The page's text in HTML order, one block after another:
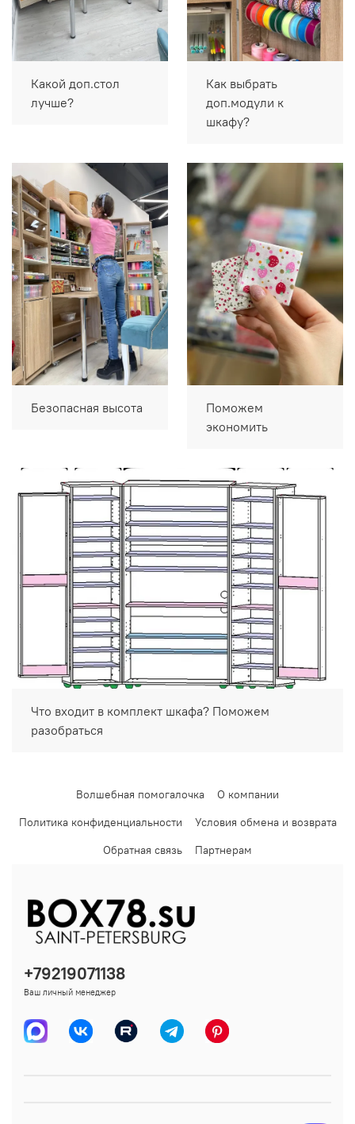
Какой доп.стол
лучше?
Как выбрать
доп.модули к
шкафу?
Безопасная высота
Поможем
экономить
Что входит в комплект шкафа? Поможем
разобраться
Волшебная помогалочка
О компании
Политика конфиденциальности
Условия обмена и возврата
Обратная связь
Партнерам
+79219071138
Ваш личный менеджер